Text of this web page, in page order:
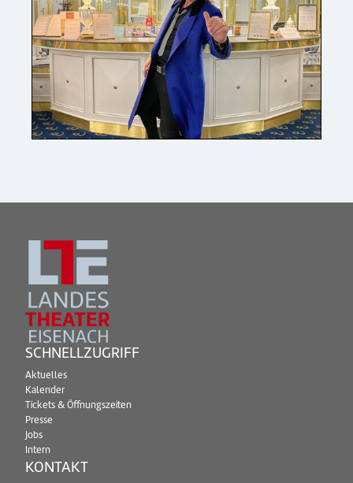
SCHNELLZUGRIFF
Aktuelles
Kalender
Tickets & Öffnungszeiten
Presse
Jobs
Intern
KONTAKT